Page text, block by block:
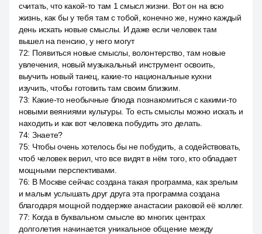
считать, что какой-то там 1 смысл жизни. Вот он на всю
жизнь, как бы у тебя там с тобой, конечно же, нужно каждый
день искать новые смыслы. И даже если человек там
вышел на пенсию, у него могут
72: Появиться новые смыслы, волонтерство, там новые
увлечения, новый музыкальный инструмент освоить,
выучить новый танец, какие-то национальные кухни
изучить, чтобы готовить там своим близким.
73: Какие-то необычные блюда познакомиться с какими-то
новыми веяниями культуры. То есть смыслы можно искать и
находить и как вот человека побудить это делать.
74: Знаете?
75: Чтобы очень хотелось бы не побудить, а содействовать,
чтоб человек верил, что все видят в нём того, кто обладает
мощными перспективами.
76: В Москве сейчас создана такая программа, как зрелым
и малым услышать друг друга эта программа создана
благодаря мощной поддержке анастасии раковой её коллег.
77: Когда в буквальном смысле во многих центрах
долголетия начинается уникальное общение между